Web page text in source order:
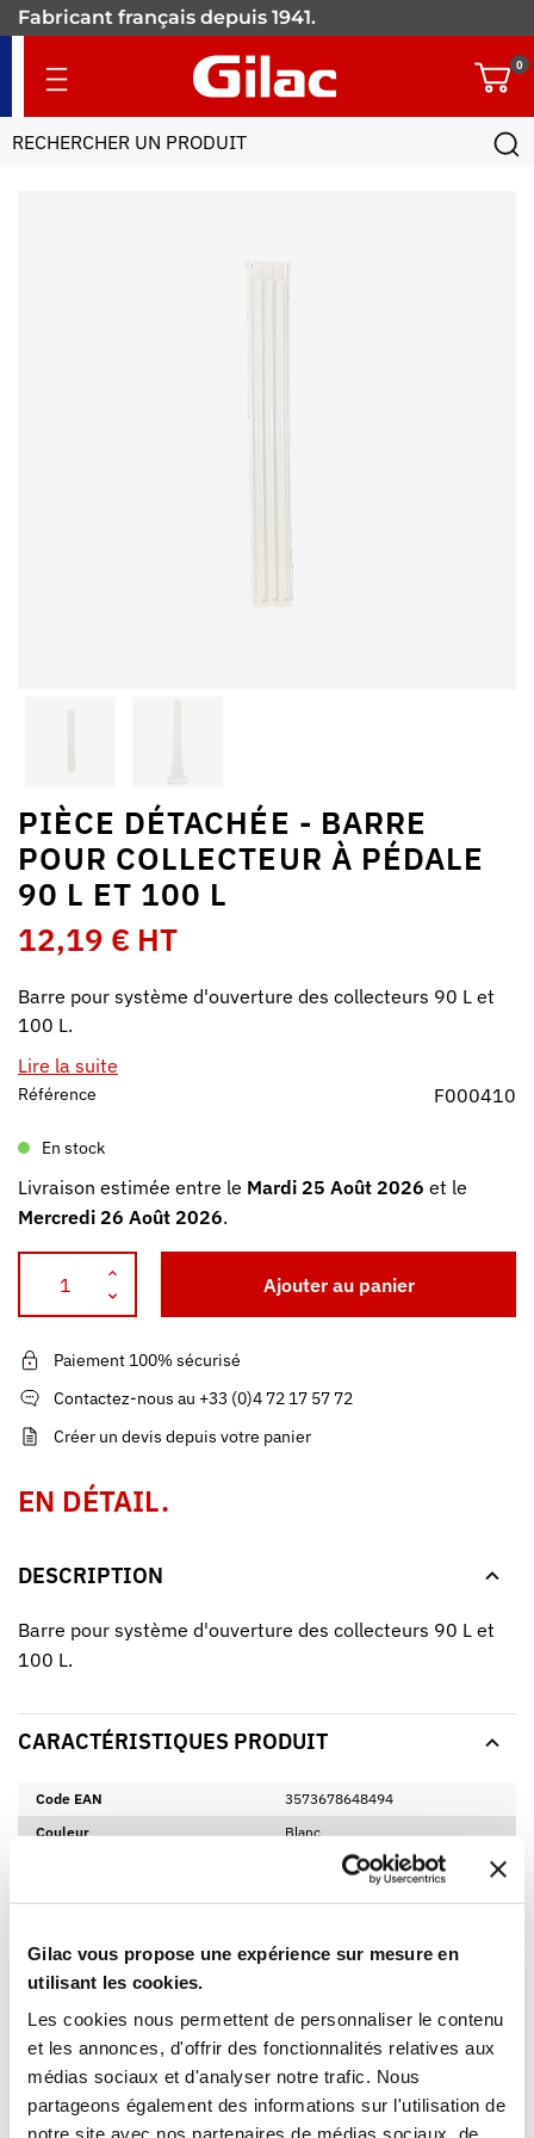
Gilac vous propose une expérience sur mesure en
utilisant les cookies.
Les cookies nous permettent de personnaliser le contenu
et les annonces, d'offrir des fonctionnalités relatives aux
médias sociaux et d'analyser notre trafic. Nous
partageons également des informations sur l'utilisation de
notre site avec nos partenaires de médias sociaux, de
PIÈCE DÉTACHÉE - BARRE
POUR COLLECTEUR À PÉDALE
90 L ET 100 L
12,19 € HT
Barre pour système d'ouverture des collecteurs 90 L et
100 L.
Lire la suite
Référence F000410
En stock
Livraison estimée entre le Mardi 25 Août 2026 et le
Mercredi 26 Août 2026.
Ajouter au panier
Paiement 100% sécurisé
Contactez-nous au +33 (0)4 72 17 57 72
Créer un devis depuis votre panier
EN DÉTAIL.
DESCRIPTION
Barre pour système d'ouverture des collecteurs 90 L et
100 L.
CARACTÉRISTIQUES PRODUIT
Code EAN
3573678648494
Couleur
Blanc
INFORMATIONS LOGISTIQUES
FICHE ET CERTIFICAT TELECHARGEABLES
FICHE TECHNIQUE
GUIDE HYGIÈNE
Fabricant français depuis 1941.
+900 références pour les
pros.
0